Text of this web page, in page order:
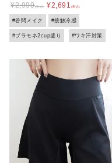
¥2,990 ¥2,691
#谷間メイク #接触冷感
#ブラモネ2cup盛り #ワキ汗対策